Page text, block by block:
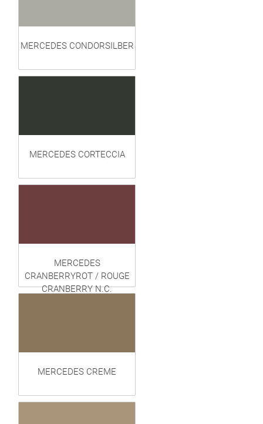
MERCEDES CONDORSILBER
MERCEDES CORTECCIA
MERCEDES
CRANBERRYROT / ROUGE
CRANBERRY N.C.
MERCEDES CREME